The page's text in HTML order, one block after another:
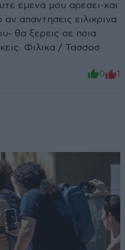
εμενα μου αρεσει-και
απαντησεις ειλικρινα
θα ξερεις σε ποια
Φιλικα / Τασσοσ
0 1